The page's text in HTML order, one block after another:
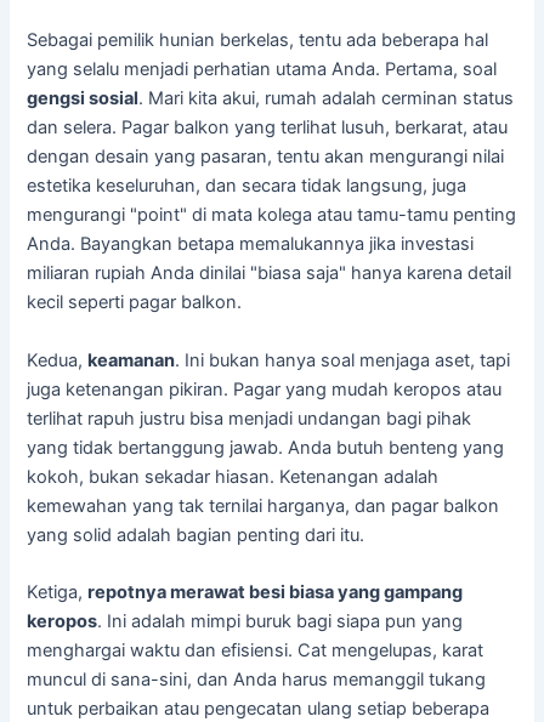
Sebagai pemilik hunian berkelas, tentu ada beberapa hal
yang selalu menjadi perhatian utama Anda. Pertama, soal
gengsi sosial. Mari kita akui, rumah adalah cerminan status
dan selera. Pagar balkon yang terlihat lusuh, berkarat, atau
dengan desain yang pasaran, tentu akan mengurangi nilai
estetika keseluruhan, dan secara tidak langsung, juga
mengurangi "point" di mata kolega atau tamu-tamu penting
Anda. Bayangkan betapa memalukannya jika investasi
miliaran rupiah Anda dinilai "biasa saja" hanya karena detail
kecil seperti pagar balkon.
Kedua,keamanan. Ini bukan hanya soal menjaga aset, tapi
juga ketenangan pikiran. Pagar yang mudah keropos atau
terlihat rapuh justru bisa menjadi undangan bagi pihak
yang tidak bertanggung jawab. Anda butuh benteng yang
kokoh, bukan sekadar hiasan. Ketenangan adalah
kemewahan yang tak ternilai harganya, dan pagar balkon
yang solid adalah bagian penting dari itu.
Ketiga,repotnya merawat besi biasa yang gampang
keropos. Ini adalah mimpi buruk bagi siapa pun yang
menghargai waktu dan efisiensi. Cat mengelupas, karat
muncul di sana-sini, dan Anda harus memanggil tukang
untuk perbaikan atau pengecatan ulang setiap beberapa